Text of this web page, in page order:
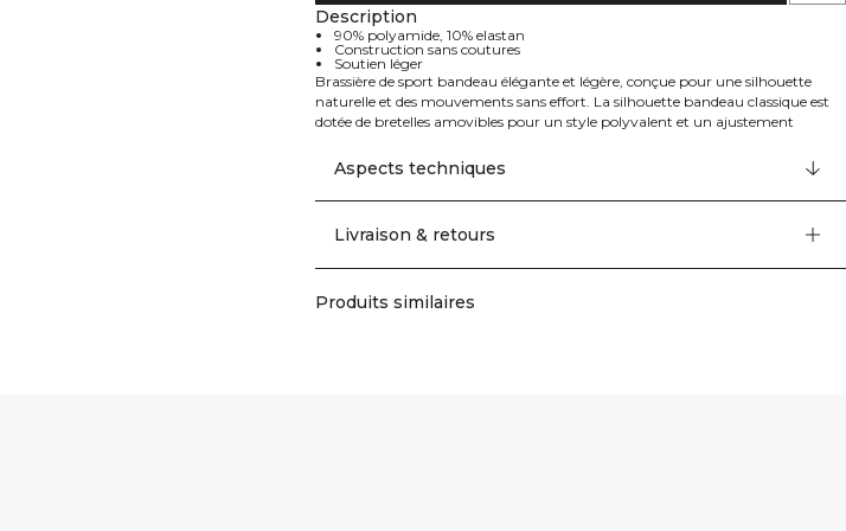
Description
90% polyamide, 10% elastan
Construction sans coutures
Soutien léger
Brassière de sport bandeau élégante et légère, conçue pour une silhouette
naturelle et des mouvements sans effort. La silhouette bandeau classique est
dotée de bretelles amovibles pour un style polyvalent et un ajustement
irritation, et reste invisible sous les vêtements, tout en assurant un maintien
léger pour le yoga, les séances en studio et le quotidien. Le jersey doux,
légèrement extensible, suit chacun de vos mouvements pour un confort tout
Aspects techniques
Livraison & retours
Produits similaires